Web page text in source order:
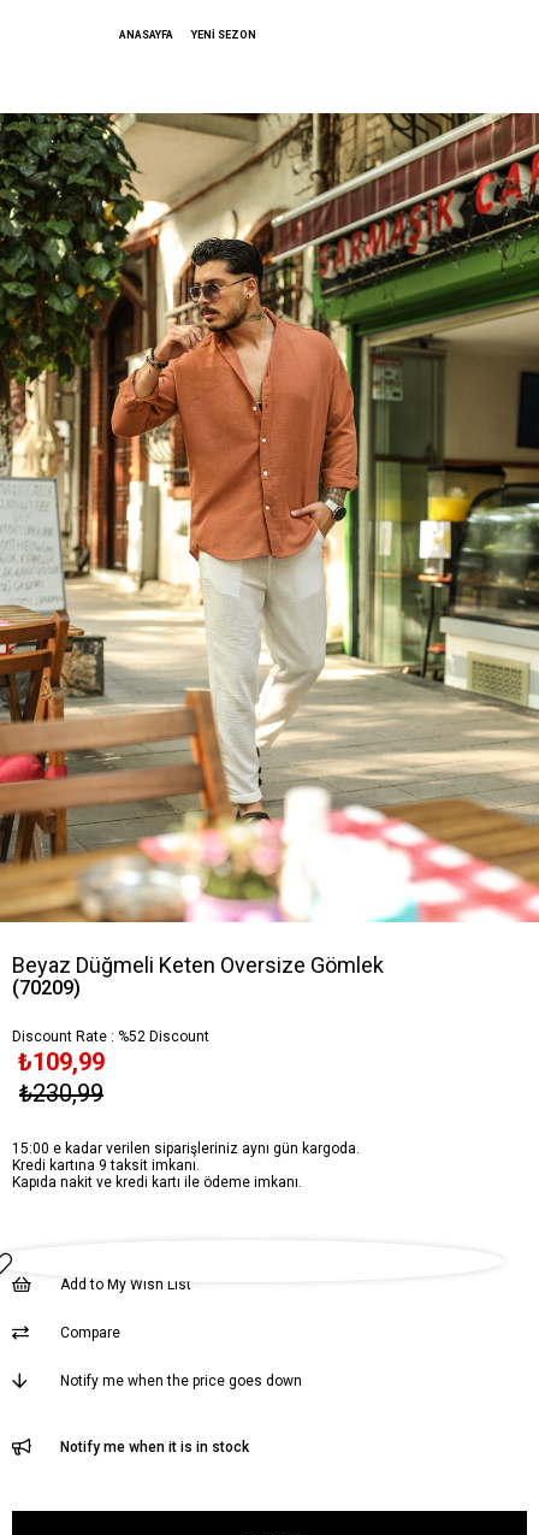
ANASAYFA YENİ SEZON
Beyaz Düğmeli Keten Oversize Gömlek
(70209)
Discount Rate : %52 Discount
₺230,99
₺109,99
15:00 e kadar verilen siparişleriniz aynı gün kargoda.
Kredi kartına 9 taksit imkanı.
Kapıda nakit ve kredi kartı ile ödeme imkanı.
Add to My Wish List
Compare
Notify me when the price goes down
Notify me when it is in stock